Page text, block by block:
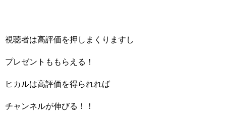
視聴者は高評価を押しまくりますし
プレゼントももらえる！
ヒカルは高評価を得られれば
チャンネルが伸びる！！